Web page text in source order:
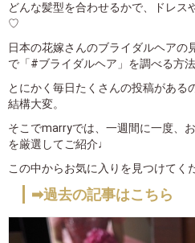
どんな髪型を合わせるかで、ドレス
♡
日本の花嫁さんのブライダルヘアの
で「#ブライダルヘア」を調べる方
とにかく毎日たくさんの投稿がある
結構大変。
そこでmarryでは、一週間に一度、
を厳選してご紹介♩
この中からお気に入りを見つけてく
➡過去の記事はこちら